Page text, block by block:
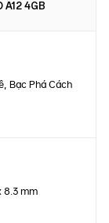
A12 4GB
Bạc Phá Cách
8.3 mm